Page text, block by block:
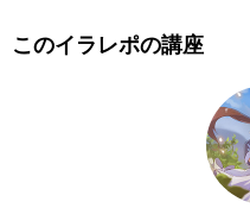
このイラレポの講座